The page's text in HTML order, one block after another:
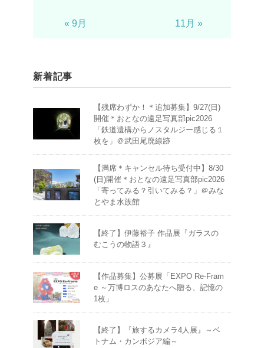
« 9月 11月 »
新着記事
【残席わずか！＊追加募集】9/27(日)
開催＊おとなの遠足写真部pic2026
「鉄道遺構からノスタルジー感じる１
枚を」＠武田尾廃線跡
【満席＊キャンセル待ち受付中】8/30
(日)開催＊おとなの遠足写真部pic2026
「寄ってみる？引いてみる？」＠みな
とやま水族館
【終了】伊藤裕子 作品展『ガラスの
むこうの物語３』
【作品募集】公募展「EXPO Re-Fram
e ～万博ロスのあなたへ贈る、記憶の
1枚」
【終了】『旅するカメラ4人展』～ベ
トナム・カンボジア編～